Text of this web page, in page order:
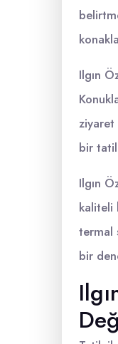
Ilgın
ziyaret
bir
Ilgın
kaliteli
termal
bir